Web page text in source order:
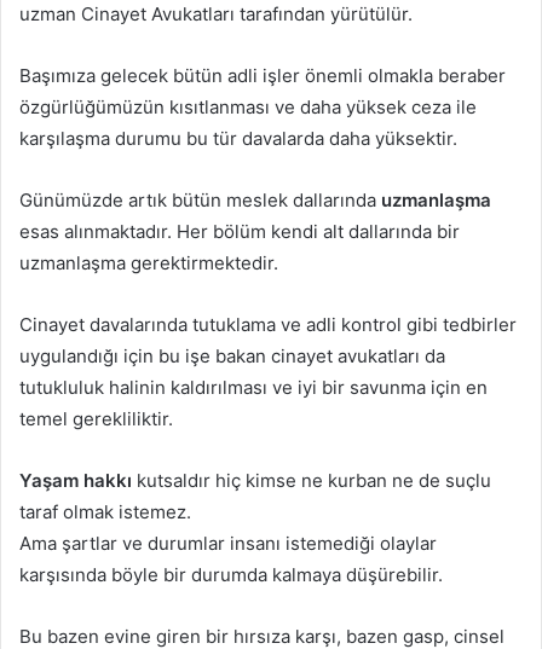
uzman Cinayet Avukatları tarafından yürütülür.
Başımıza gelecek bütün adli işler önemli olmakla beraber
özgürlüğümüzün kısıtlanması ve daha yüksek ceza ile
karşılaşma durumu bu tür davalarda daha yüksektir.
Günümüzde artık bütün meslek dallarında uzmanlaşma
esas alınmaktadır. Her bölüm kendi alt dallarında bir
uzmanlaşma gerektirmektedir.
Cinayet davalarında tutuklama ve adli kontrol gibi tedbirler
uygulandığı için bu işe bakan cinayet avukatları da
tutukluluk halinin kaldırılması ve iyi bir savunma için en
temel gerekliliktir.
Yaşam hakkı kutsaldır hiç kimse ne kurban ne de suçlu
taraf olmak istemez.
Ama şartlar ve durumlar insanı istemediği olaylar
karşısında böyle bir durumda kalmaya düşürebilir.
Bu bazen evine giren bir hırsıza karşı, bazen gasp, cinsel